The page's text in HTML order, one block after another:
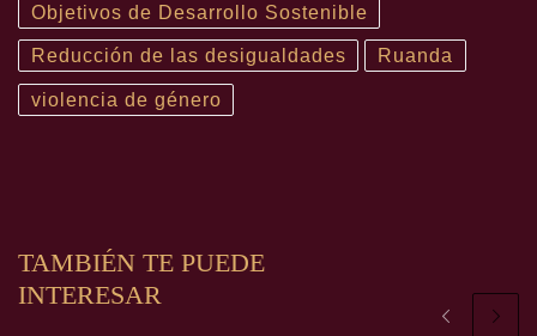
Objetivos de Desarrollo Sostenible
Reducción de las desigualdades Ruanda
violencia de género
TAMBIÉN TE PUEDE
INTERESAR